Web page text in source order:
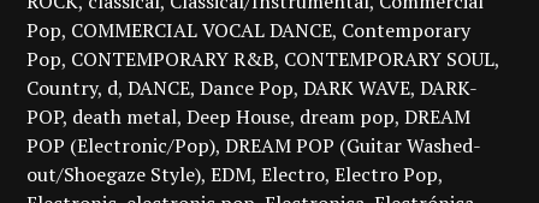
Pop COMMERCIAL VOCAL DANCE Contemporary
Pop CONTEMPORARY R&B CONTEMPORARY SOUL
Country d DANCE Dance Pop DARK WAVE DARK-
POP death metal Deep House dream pop DREAM
POP (Electronic/Pop) DREAM POP (Guitar Washed-
out/Shoegaze Style) EDM Electro Electro Pop